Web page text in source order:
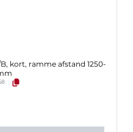
kort, ramme afstand 1250-